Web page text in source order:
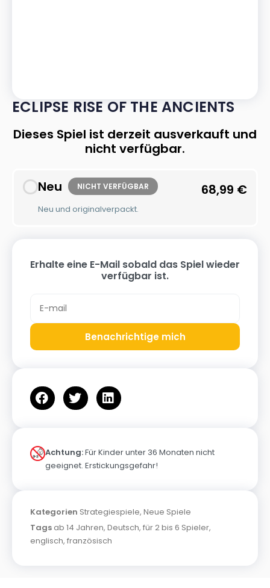
ECLIPSE RISE OF THE ANCIENTS
Dieses Spiel ist derzeit ausverkauft und
nicht verfügbar.
Neu NICHT VERFÜGBAR
Neu und originalverpackt.
68,99 €
Erhalte eine E-Mail sobald das Spiel wieder
verfügbar ist.
Benachrichtige mich
Achtung:Für Kinder unter 36 Monaten nicht
geeignet. Erstickungsgefahr!
Kategorien Strategiespiele, Neue Spiele
Tags ab 14 Jahren, Deutsch, für 2 bis 6 Spieler,
englisch, französisch